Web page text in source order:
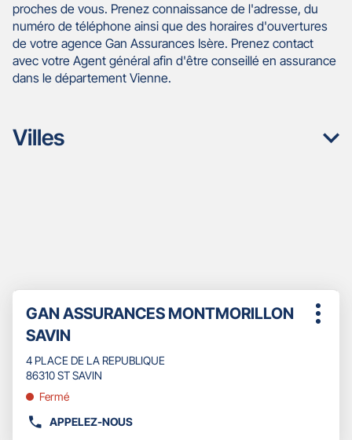
proches de vous. Prenez connaissance de l'adresse, du
numéro de téléphone ainsi que des horaires d'ouvertures
de votre agence Gan Assurances Isère. Prenez contact
avec votre Agent général afin d'être conseillé en assurance
dans le département Vienne.
Villes
sur
touche
ENTRÉE
pour
plus
amples
Point
de
vente
:
GAN ASSURANCES MONTMORILLON
SAVIN
4 PLACE DE LA REPUBLIQUE
86310 ST SAVIN
Fermé
APPELEZ-NOUS
AFFICHER
Plus